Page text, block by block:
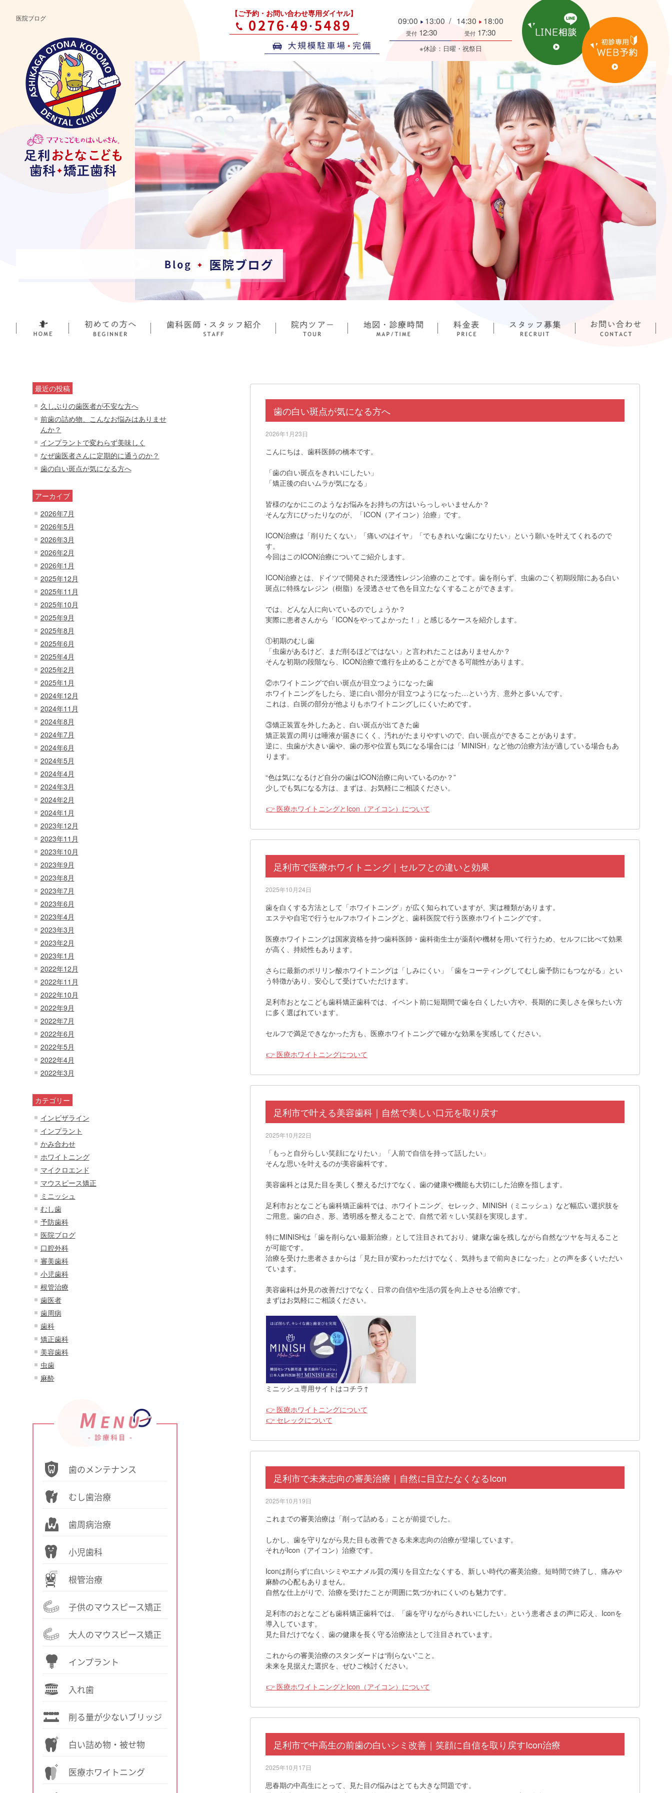
医院ブログ 【ご予約・お問い合わせ専用ダイヤル】
09:00 ▶ 13:00
受付12:30
14:30 ▶ 18:00
受付 17:30
※休診：日曜・祝祭日
最近の投稿
久しぶりの歯医者が不安な方へ
前歯の詰め物、こんなお悩みはありませ
んか？
インプラントで変わらず美味しく
なぜ歯医者さんに定期的に通うのか？
歯の白い斑点が気になる方へ
アーカイブ
2026年7月
2026年5月
2026年3月
2026年2月
2026年1月
2025年12月
2025年11月
2025年10月
2025年9月
2025年8月
2025年6月
2025年4月
2025年2月
2025年1月
2024年12月
2024年11月
2024年8月
2024年7月
2024年6月
2024年5月
2024年4月
2024年3月
2024年2月
2024年1月
2023年12月
2023年11月
2023年10月
2023年9月
2023年8月
2023年7月
2023年6月
2023年4月
2023年3月
2023年2月
2023年1月
2022年12月
2022年11月
2022年10月
2022年9月
2022年7月
2022年6月
2022年5月
2022年4月
2022年3月
カテゴリー
インビザライン
インプラント
かみ合わせ
ホワイトニング
マイクロエンド
マウスピース矯正
ミニッシュ
むし歯
予防歯科
医院ブログ
口腔外科
審美歯科
小児歯科
根管治療
歯医者
歯周病
歯科
矯正歯科
美容歯科
虫歯
麻酔
歯のメンテナンス
むし歯治療
歯周病治療
小児歯科
根管治療
子供のマウスピース矯正
大人のマウスピース矯正
インプラント
入れ歯
削る量が少ないブリッジ
白い詰め物・被せ物
医療ホワイトニング
歯の白い斑点が気になる方へ
2026年1月23日
こんにちは、歯科医師の橋本です。
「歯の白い斑点をきれいにしたい」
「矯正後の白いムラが気になる」
皆様のなかにこのようなお悩みをお持ちの方はいらっしゃいませんか？
そんな方にぴったりなのが、「ICON（アイコン）治療」です。
ICON治療は「削りたくない」「痛いのはイヤ」「でもきれいな歯になりたい」という願いを叶えてくれるので
す。
今回はこのICON治療についてご紹介します。
ICON治療とは、ドイツで開発された浸透性レジン治療のことです。歯を削らず、虫歯のごく初期段階にある白い
斑点に特殊なレジン（樹脂）を浸透させて色を目立たなくすることができます。
では、どんな人に向いているのでしょうか？
実際に患者さんから「ICONをやってよかった！」と感じるケースを紹介します。
①初期のむし歯
「虫歯があるけど、まだ削るほどではない」と言われたことはありませんか？
そんな初期の段階なら、ICON治療で進行を止めることができる可能性があります。
②ホワイトニングで白い斑点が目立つようになった歯
ホワイトニングをしたら、逆に白い部分が目立つようになった…という方、意外と多いんです。
これは、白斑の部分が他よりもホワイトニングしにくいためです。
③矯正装置を外したあと、白い斑点が出てきた歯
矯正装置の周りは唾液が届きにくく、汚れがたまりやすいので、白い斑点ができることがあります。
逆に、虫歯が大きい歯や、歯の形や位置も気になる場合には「MINISH」など他の治療方法が適している場合もあ
ります。
“色は気になるけど自分の歯はICON治療に向いているのか？”
少しでも気になる方は、まずは、お気軽にご相談ください。
👉 医療ホワイトニングとIcon（アイコン）について
足利市で医療ホワイトニング｜セルフとの違いと効果
2025年10月24日
歯を白くする方法として「ホワイトニング」が広く知られていますが、実は種類があります。
エステや自宅で行うセルフホワイトニングと、歯科医院で行う医療ホワイトニングです。
医療ホワイトニングは国家資格を持つ歯科医師・歯科衛生士が薬剤や機材を用いて行うため、セルフに比べて効果
が高く、持続性もあります。
さらに最新のポリリン酸ホワイトニングは「しみにくい」「歯をコーティングしてむし歯予防にもつながる」とい
う特徴があり、安心して受けていただけます。
足利市おとなこども歯科矯正歯科では、イベント前に短期間で歯を白くしたい方や、長期的に美しさを保ちたい方
に多く選ばれています。
セルフで満足できなかった方も、医療ホワイトニングで確かな効果を実感してください。
👉 医療ホワイトニングについて
足利市で叶える美容歯科｜自然で美しい口元を取り戻す
2025年10月22日
「もっと自分らしい笑顔になりたい」「人前で自信を持って話したい」
そんな思いを叶えるのが美容歯科です。
美容歯科とは見た目を美しく整えるだけでなく、歯の健康や機能も大切にした治療を指します。
足利市おとなこども歯科矯正歯科では、ホワイトニング、セレック、MINISH（ミニッシュ）など幅広い選択肢を
ご用意。歯の白さ、形、透明感を整えることで、自然で若々しい笑顔を実現します。
特にMINISHは「歯を削らない最新治療」として注目されており、健康な歯を残しながら自然なツヤを与えること
が可能です。
治療を受けた患者さまからは「見た目が変わっただけでなく、気持ちまで前向きになった」との声を多くいただい
ています。
美容歯科は外見の改善だけでなく、日常の自信や生活の質を向上させる治療です。
まずはお気軽にご相談ください。
ミニッシュ専用サイトはコチラ↑
👉 医療ホワイトニングについて
👉 セレックについて
足利市で未来志向の審美治療｜自然に目立たなくなるIcon
2025年10月19日
これまでの審美治療は「削って詰める」ことが前提でした。
しかし、歯を守りながら見た目も改善できる未来志向の治療が登場しています。
それがIcon（アイコン）治療です。
Iconは削らずに白いシミやエナメル質の濁りを目立たなくする、新しい時代の審美治療。短時間で終了し、痛みや
麻酔の心配もありません。
自然な仕上がりで、治療を受けたことが周囲に気づかれにくいのも魅力です。
足利市のおとなこども歯科矯正歯科では、「歯を守りながらきれいにしたい」という患者さまの声に応え、Iconを
導入しています。
見た目だけでなく、歯の健康を長く守る治療法として注目されています。
これからの審美治療のスタンダードは“削らない”こと。
未来を見据えた選択を、ぜひご検討ください。
👉 医療ホワイトニングとIcon（アイコン）について
足利市で中高生の前歯の白いシミ改善｜笑顔に自信を取り戻すIcon治療
2025年10月17日
思春期の中高生にとって、見た目の悩みはとても大きな問題です。